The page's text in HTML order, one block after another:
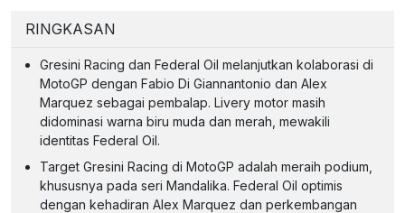
RINGKASAN
Gresini Racing dan Federal Oil melanjutkan kolaborasi di
MotoGP dengan Fabio Di Giannantonio dan Alex
Marquez sebagai pembalap. Livery motor masih
didominasi warna biru muda dan merah, mewakili
identitas Federal Oil.
Target Gresini Racing di MotoGP adalah meraih podium,
khususnya pada seri Mandalika. Federal Oil optimis
dengan kehadiran Alex Marquez dan perkembangan